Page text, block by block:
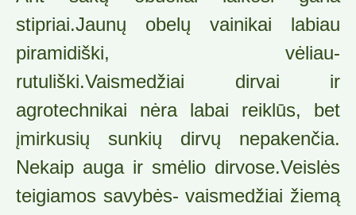
stipriai.Jaunų obelų vainikai labiau
piramidiški, vėliau-
rutuliški.Vaismedžiai dirvai ir
agrotechnikai nėra labai reiklūs, bet
įmirkusių sunkių dirvų nepakenčia.
Nekaip auga ir smėlio dirvose.Veislės
teigiamos savybės- vaismedžiai žiemą